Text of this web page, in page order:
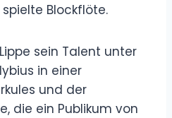
Blockflöte.
sein Talent unter
in einer
und der
die ein Publikum von